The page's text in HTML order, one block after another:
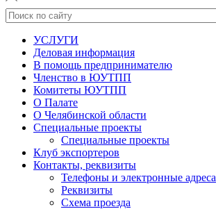
УСЛУГИ
Деловая информация
В помощь предпринимателю
Членство в ЮУТПП
Комитеты ЮУТПП
О Палате
О Челябинской области
Специальные проекты
Специальные проекты
Клуб экспортеров
Контакты, реквизиты
Телефоны и электронные адреса
Реквизиты
Схема проезда